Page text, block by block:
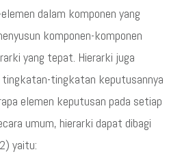
dalam komponen yang
komponen-komponen
yang tepat. Hierarki juga
tingkatan keputusannya
elemen keputusan pada setiap
umum, hierarki dapat dibagi
yaitu: